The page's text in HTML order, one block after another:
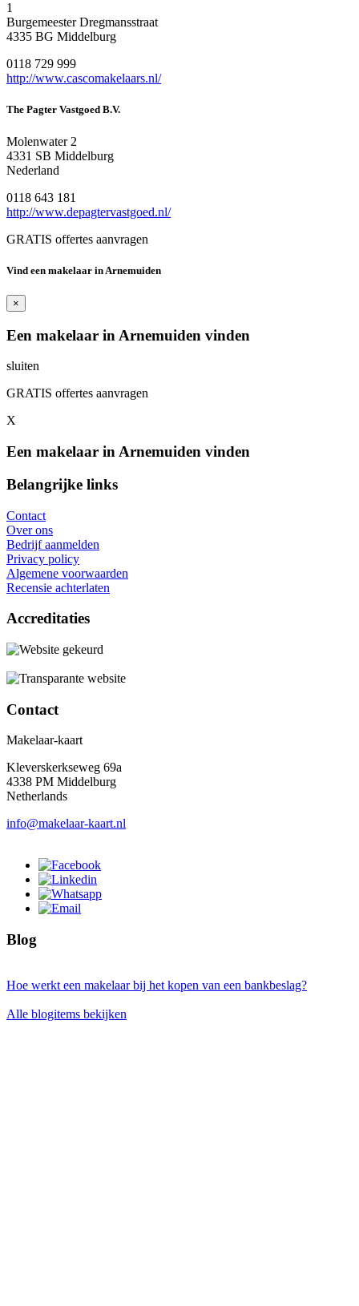
1
Burgemeester Dregmansstraat
4335 BG Middelburg
0118 729 999
http://www.cascomakelaars.nl/
The Pagter Vastgoed B.V.
Molenwater 2
4331 SB Middelburg
Nederland
0118 643 181
http://www.depagtervastgoed.nl/
GRATIS offertes aanvragen
Vind een makelaar in Arnemuiden
×
Een makelaar in Arnemuiden vinden
sluiten
GRATIS offertes aanvragen
X
Een makelaar in Arnemuiden vinden
Belangrijke links
Contact
Over ons
Bedrijf aanmelden
Privacy policy
Algemene voorwaarden
Recensie achterlaten
Accreditaties
Contact
Makelaar-kaart
Kleverskerkseweg 69a
4338 PM Middelburg
Netherlands
info@makelaar-kaart.nl
Blog
Hoe werkt een makelaar bij het kopen van een bankbeslag?
Alle blogitems bekijken